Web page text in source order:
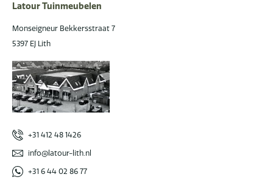
Latour Tuinmeubelen
Monseigneur Bekkersstraat 7
5397 EJ Lith
+31 412 48 1426
info@latour-lith.nl
+31 6 44 02 86 77